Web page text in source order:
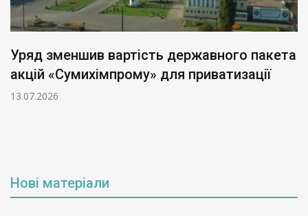
Уряд зменшив вартість державного пакета
акцій «Сумихімпрому» для приватизації
13.07.2026
Нові матеріали